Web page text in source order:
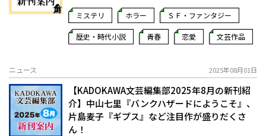
ミステリ ホラー ＳＦ・ファンタジー
歴史・時代小説 青春 恋愛 文芸作品
ニュース 2025年08月01日
【KADOKAWA文芸編集部2025年8月の新刊紹
介】中山七里『バンクハザードにようこそ』、
片島麦子『ギプス』など注目作が盛りだくさ
ん！